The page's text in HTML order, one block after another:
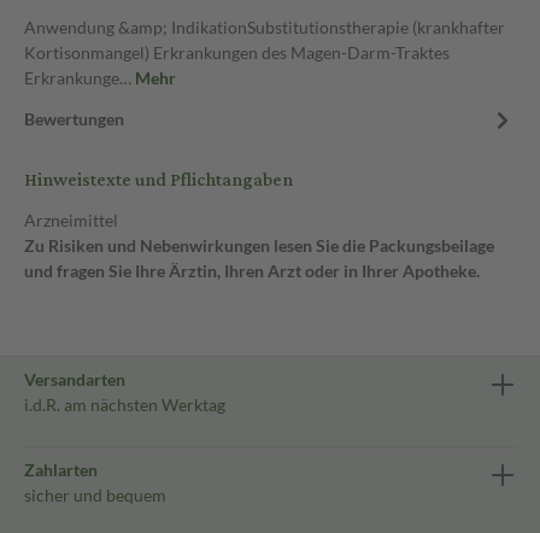
Anwendung &amp; IndikationSubstitutionstherapie (krankhafter
Kortisonmangel) Erkrankungen des Magen-Darm-Traktes
Erkrankunge… Mehr
Bewertungen
Hinweistexte und Pflichtangaben
Arzneimittel
Zu Risiken und Nebenwirkungen lesen Sie die Packungsbeilage
und fragen Sie Ihre Ärztin, Ihren Arzt oder in Ihrer Apotheke.
Versandarten
i.d.R. am nächsten Werktag
Zahlarten
sicher und bequem